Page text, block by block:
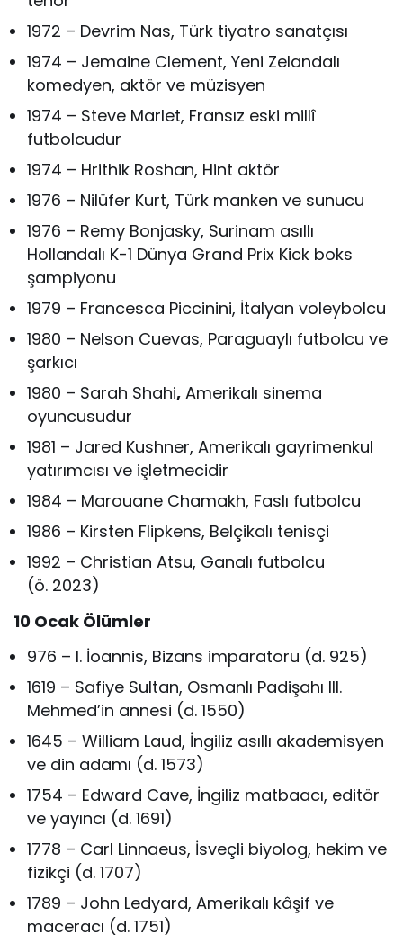
1972 – Devrim Nas, Türk tiyatro sanatçısı
1974 – Jemaine Clement, Yeni Zelandalı
komedyen, aktör ve müzisyen
1974 – Steve Marlet, Fransız eski millî
futbolcudur
1974 – Hrithik Roshan, Hint aktör
1976 – Nilüfer Kurt, Türk manken ve sunucu
1976 – Remy Bonjasky, Surinam asıllı
Hollandalı K-1 Dünya Grand Prix Kick boks
şampiyonu
1979 – Francesca Piccinini, İtalyan voleybolcu
1980 – Nelson Cuevas, Paraguaylı futbolcu ve
şarkıcı
1980 – Sarah Shahi, Amerikalı sinema
oyuncusudur
1981 – Jared Kushner, Amerikalı gayrimenkul
yatırımcısı ve işletmecidir
1984 – Marouane Chamakh, Faslı futbolcu
1986 – Kirsten Flipkens, Belçikalı tenisçi
1992 – Christian Atsu, Ganalı futbolcu
(ö. 2023)
10 Ocak Ölümler
976 – I. İoannis, Bizans imparatoru (d. 925)
1619 – Safiye Sultan, Osmanlı Padişahı III.
Mehmed’in annesi (d. 1550)
1645 – William Laud, İngiliz asıllı akademisyen
ve din adamı (d. 1573)
1754 – Edward Cave, İngiliz matbaacı, editör
ve yayıncı (d. 1691)
1778 – Carl Linnaeus, İsveçli biyolog, hekim ve
fizikçi (d. 1707)
1789 – John Ledyard, Amerikalı kâşif ve
maceracı (d. 1751)